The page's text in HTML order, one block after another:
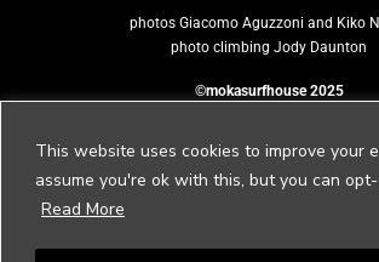
This website uses cookies to improve your
assume you're ok with this, but you can
Read More
photos Giacomo Aguzzoni and Kiko
photo climbing Jody Daunton
©mokasurfhouse 2025
Would you like